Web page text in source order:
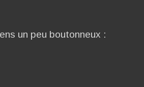
un peu boutonneux :